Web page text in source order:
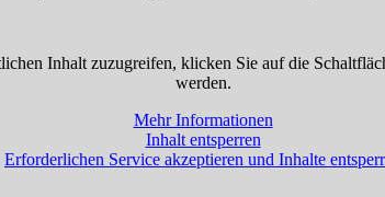
Inhalt zuzugreifen, klicken Sie auf die
werden.
Mehr Informationen
Inhalt entsperren
Erforderlichen Service akzeptieren und Inhalte